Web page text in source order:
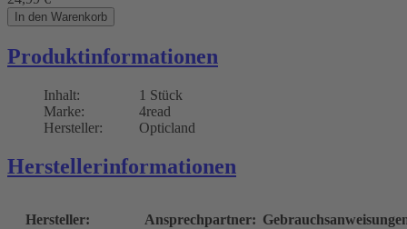
In den Warenkorb
Produktinformationen
Inhalt:
1 Stück
Marke:
4read
Hersteller:
Opticland
Herstellerinformationen
Hersteller: Ansprechpartner: